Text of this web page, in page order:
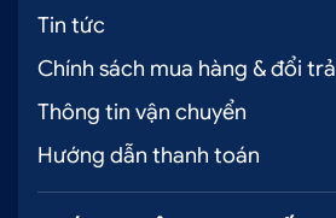
Tin tức
Chính sách mua hàng & đổi trả
Thông tin vận chuyển
Hướng dẫn thanh toán